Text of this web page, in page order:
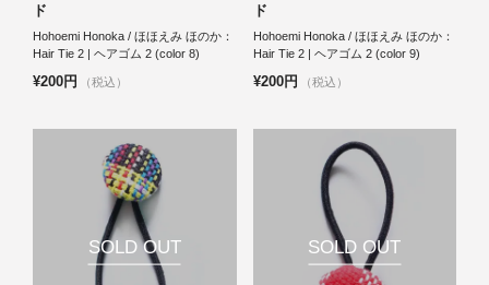
ド
Hohoemi Honoka / ほほえみ ほのか：
Hair Tie 2 | ヘアゴム 2 (color 8)
¥200円 （税込）
ド
Hohoemi Honoka / ほほえみ ほのか：
Hair Tie 2 | ヘアゴム 2 (color 9)
¥200円 （税込）
SOLD OUT SOLD OUT